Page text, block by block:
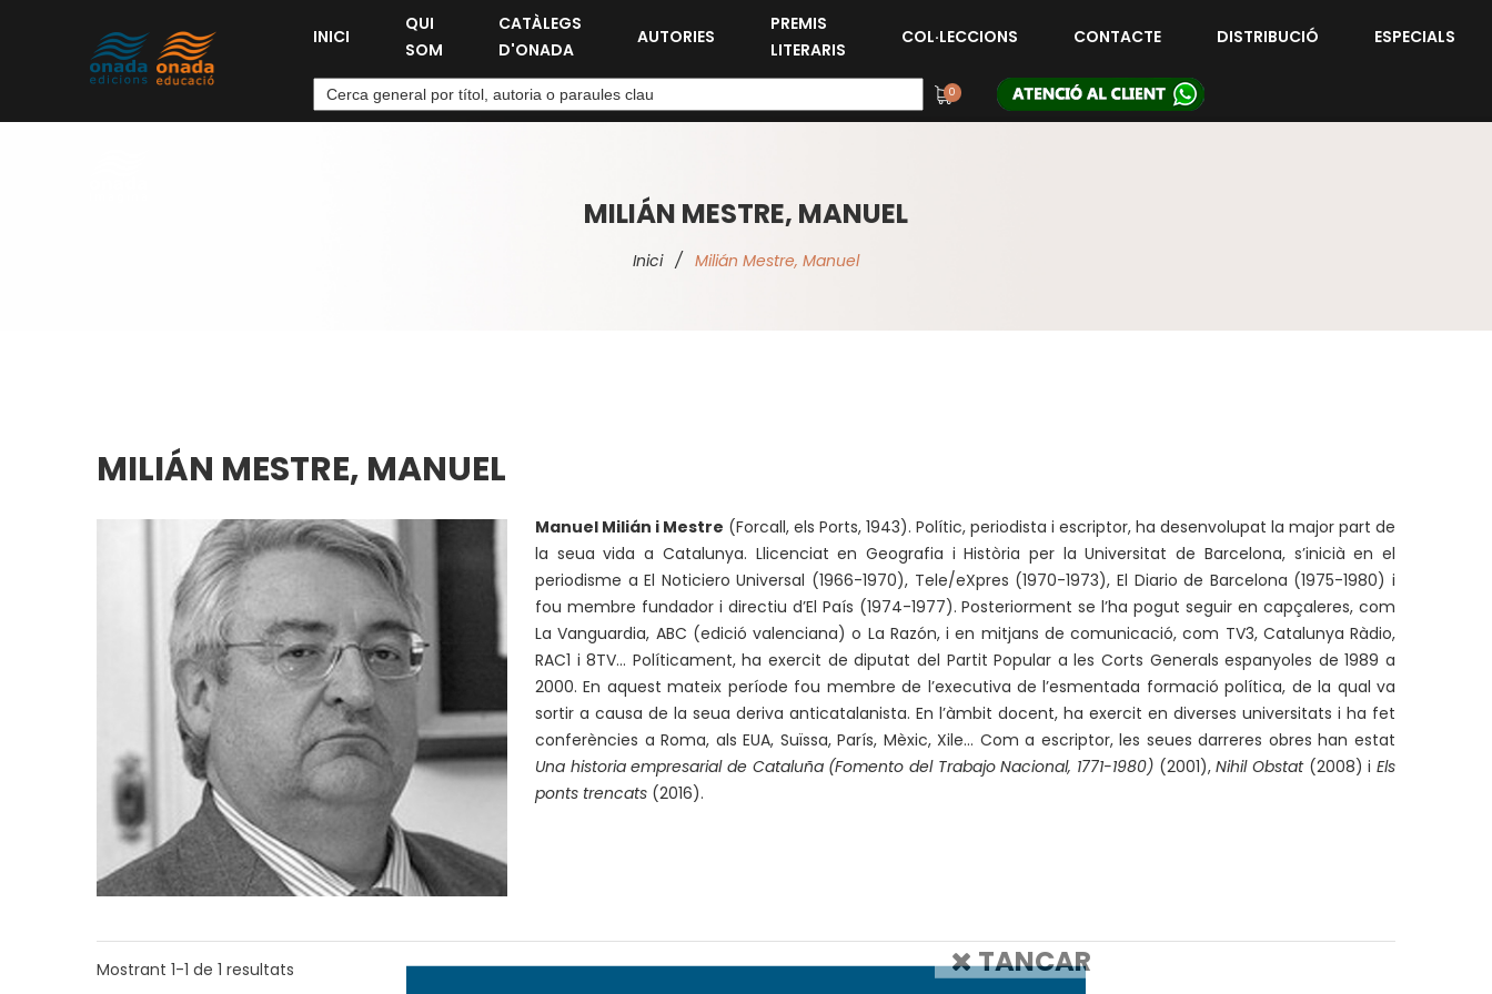
INICI
QUI
SOM
CATÀLEGS
D'ONADA
AUTORIES
PREMIS
LITERARIS
COL·LECCIONS CONTACTE DISTRIBUCIÓ ESPECIALS
0
MILIÁN MESTRE, MANUEL
Inici / Milián Mestre, Manuel
MILIÁN MESTRE, MANUEL
Manuel Milián i Mestre (Forcall, els Ports, 1943). Polític, periodista i escriptor, ha desenvolupat la major part de
la seua vida a Catalunya. Llicenciat en Geografia i Història per la Universitat de Barcelona, s’inicià en el
periodisme a El Noticiero Universal (1966-1970), Tele/eXpres (1970-1973), El Diario de Barcelona (1975-1980) i
fou membre fundador i directiu d’El País (1974-1977). Posteriorment se l’ha pogut seguir en capçaleres, com
La Vanguardia, ABC (edició valenciana) o La Razón, i en mitjans de comunicació, com TV3, Catalunya Ràdio,
RAC1 i 8TV… Políticament, ha exercit de diputat del Partit Popular a les Corts Generals espanyoles de 1989 a
2000. En aquest mateix període fou membre de l’executiva de l’esmentada formació política, de la qual va
sortir a causa de la seua deriva anticatalanista. En l’àmbit docent, ha exercit en diverses universitats i ha fet
conferències a Roma, als EUA, Suïssa, París, Mèxic, Xile… Com a escriptor, les seues darreres obres han estat
Una historia empresarial de Cataluña (Fomento del Trabajo Nacional, 1771-1980) (2001),Nihil Obstat(2008) i Els
ponts trencats (2016).
Mostrant 1-1 de 1 resultats TANCAR